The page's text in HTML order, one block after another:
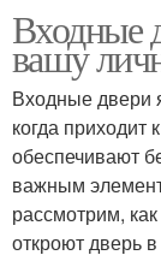
Входные
вашу
Входные двери
когда приходит
обеспечивают
важным
рассмотрим,
откроют дверь